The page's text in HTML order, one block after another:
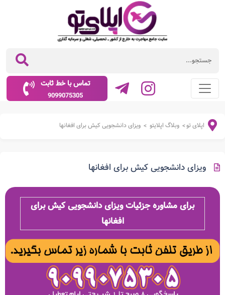
تماس با خط ثابت
9099075305
اپلای تو> وبلاگ اپلایتو > ویزای دانشجویی کیش برای افغانها
ویزای دانشجویی کیش برای افغانها
برای مشاوره جزئیات ویزای دانشجویی کیش برای
افغانها